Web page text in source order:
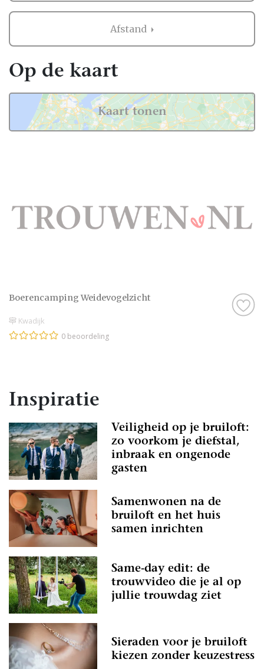
Afstand
Boerencamping Weidevogelzicht
Kwadijk
0 beoordeling
Op de kaart
Kaart tonen
Inspiratie
Veiligheid op je bruiloft:
zo voorkom je diefstal,
inbraak en ongenode
gasten
Samenwonen na de
bruiloft en het huis
samen inrichten
Same-day edit: de
trouwvideo die je al op
jullie trouwdag ziet
Sieraden voor je bruiloft
kiezen zonder keuzestress